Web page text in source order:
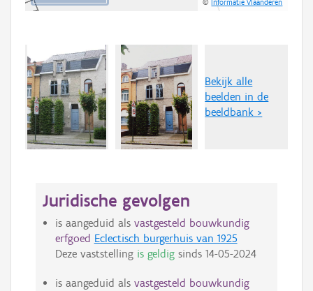
©Informatie Vlaanderen
Bekijk alle
beelden in de
beeldbank >
Juridische gevolgen
is aangeduid als vastgesteld bouwkundig
erfgoed Eclectisch burgerhuis van 1925
Deze vaststelling is geldigsinds 14-05-2024
is aangeduid als vastgesteld bouwkundig